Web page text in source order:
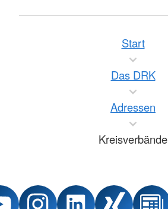
Start
Das DRK
Adressen
Kreisverbände